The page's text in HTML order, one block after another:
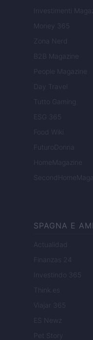
Investimenti
Money 365
Zona Nerd
B2B Magazine
People Magazine
Day Travel
Tutto Gaming
ESG 365
Food Wiki
FuturoDonna
HomeMagazine
SPAGNA E
Actualidad
Finanzas 24
Investindo 365
Think.es
Viajar 365
ES Newz
Pet Story